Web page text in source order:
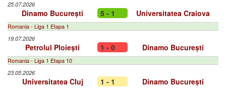
25.07.2026
Dinamo București 5 - 1 Universitatea Craiova
Romania - Liga 1 Etapa 1
19.07.2026
Petrolul Ploiești 1 - 0 Dinamo București
Romania - Liga 1 Etapa 10
23.05.2026
Universitatea Cluj 1 - 1 Dinamo București